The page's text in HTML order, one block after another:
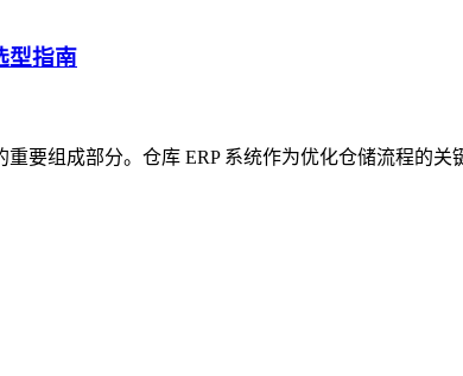
型指南
要组成部分。仓库 ERP 系统作为优化仓储流程的